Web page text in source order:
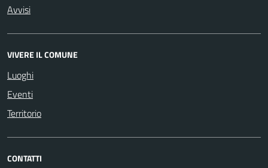
Avvisi
VIVERE IL COMUNE
Luoghi
Eventi
Territorio
CONTATTI